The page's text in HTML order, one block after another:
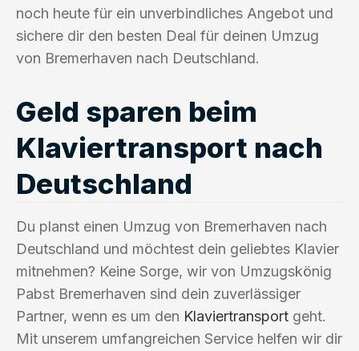
noch heute für ein unverbindliches Angebot und
sichere dir den besten Deal für deinen Umzug
von Bremerhaven nach Deutschland.
Geld sparen beim
Klaviertransport nach
Deutschland
Du planst einen Umzug von Bremerhaven nach
Deutschland und möchtest dein geliebtes Klavier
mitnehmen? Keine Sorge, wir von Umzugskönig
Pabst Bremerhaven sind dein zuverlässiger
Partner, wenn es um den Klaviertransport geht.
Mit unserem umfangreichen Service helfen wir dir